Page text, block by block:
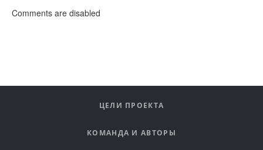
Comments are disabled
ЦЕЛИ ПРОЕКТА
КОМАНДА И АВТОРЫ